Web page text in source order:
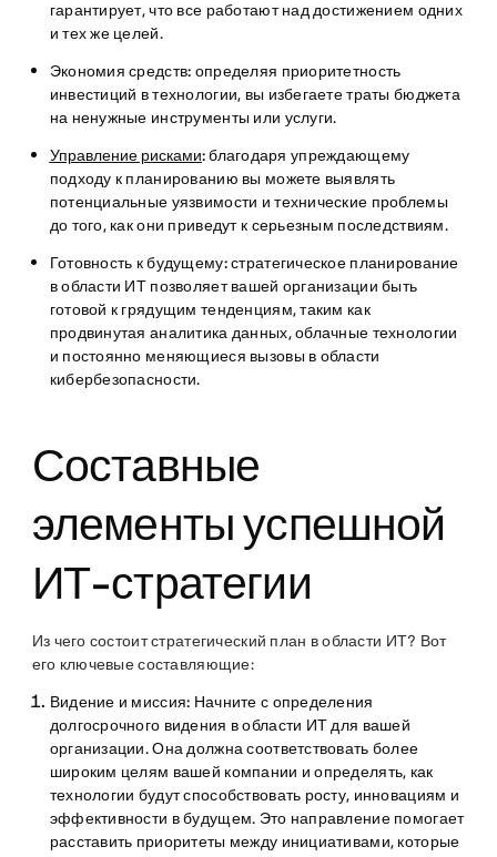
гарантирует, что все работают над достижением одних
и тех же целей.
Экономия средств: определяя приоритетность
инвестиций в технологии, вы избегаете траты бюджета
на ненужные инструменты или услуги.
Управление рисками:благодаря упреждающему
подходу к планированию вы можете выявлять
потенциальные уязвимости и технические проблемы
до того, как они приведут к серьезным последствиям.
Готовность к будущему:стратегическое планирование
в области ИТ позволяет вашей организации быть
готовой к грядущим тенденциям, таким как
продвинутая аналитика данных, облачные технологии
и постоянно меняющиеся вызовы в области
кибербезопасности.
Составные
элементы успешной
ИТ-стратегии
Из чего состоит стратегический план в области ИТ? Вот
его ключевые составляющие:
Видение и миссия: Начните с определения
долгосрочного видения в области ИТ для вашей
организации. Она должна соответствовать более
широким целям вашей компании и определять, как
технологии будут способствовать росту, инновациям и
эффективности в будущем. Это направление помогает
расставить приоритеты между инициативами, которые